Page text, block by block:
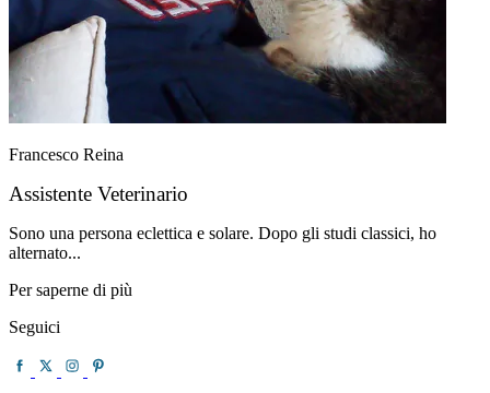
Francesco Reina
Assistente Veterinario
Sono una persona eclettica e solare. Dopo gli studi classici, ho
alternato...
Per saperne di più
Seguici